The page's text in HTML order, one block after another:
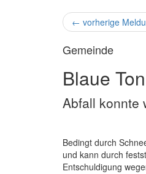
← vorherige
Gemeinde
Blaue
Abfall konnte
Bedingt durch
und kann durch
Entschuldigung